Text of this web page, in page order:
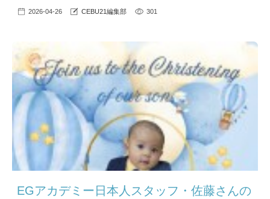
2026-04-26 CEBU21編集部 301
EGアカデミー日本人スタッフ・佐藤さんの